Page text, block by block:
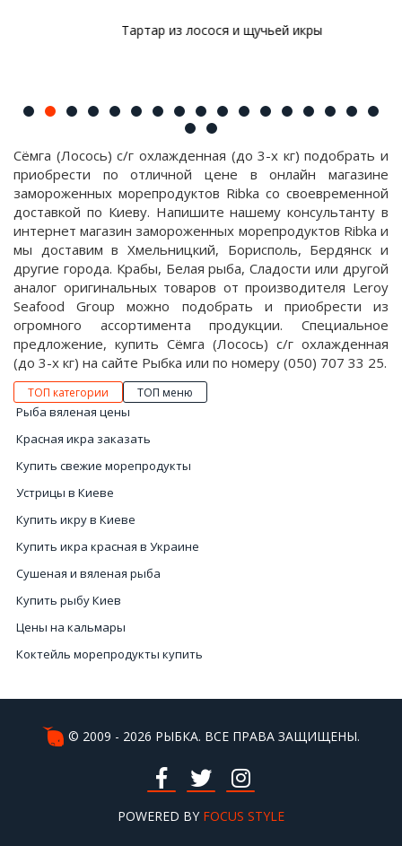
Тартар из лосося и щучьей икры
Сёмга (Лосось) с/г охлажденная (до 3-х кг) подобрать и
приобрести по отличной цене в онлайн магазине
замороженных морепродуктов Ribka со своевременной
доставкой по Киеву. Напишите нашему консультанту в
интернет магазин замороженных морепродуктов Ribka и
мы доставим в Хмельницкий, Борисполь, Бердянск и
другие города. Крабы, Белая рыба, Сладости или другой
аналог оригинальных товаров от производителя Leroy
Seafood Group можно подобрать и приобрести из
огромного ассортимента продукции. Специальное
предложение, купить Сёмга (Лосось) с/г охлажденная
(до 3-х кг) на сайте Рыбка или по номеру (050) 707 33 25.
ТОП категории ТОП меню
Рыба вяленая цены
Красная икра заказать
Купить свежие морепродукты
Устрицы в Киеве
Купить икру в Киеве
Купить икра красная в Украине
Сушеная и вяленая рыба
Купить рыбу Киев
Цены на кальмары
Коктейль морепродукты купить
Цена на морепродукты
Красная икра цена в Украине
Мясо мидий купить
© 2009 - 2026 РЫБКА. ВСЕ ПРАВА ЗАЩИЩЕНЫ.
POWERED BY FOCUS STYLE